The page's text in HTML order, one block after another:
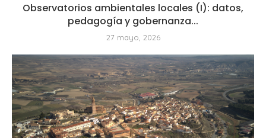
Observatorios ambientales locales (I): datos,
pedagogía y gobernanza...
27 mayo, 2026